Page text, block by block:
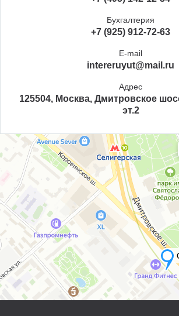
Бухгалтерия
+7 (925) 912-72-63
E-mail
intereruyut@mail.ru
Адрес
125504, Москва, Дмитровское
эт.2